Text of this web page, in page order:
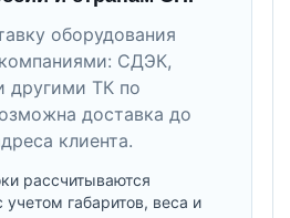
оборудования
СДЭК,
другими ТК по
доставка до
клиента.
рассчитываются
учетом габаритов, веса и